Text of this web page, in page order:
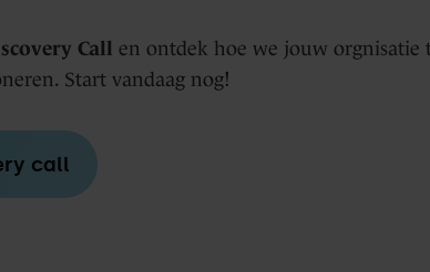
Call en ontdek hoe we jouw orgnisatie
Start vandaag nog!
call